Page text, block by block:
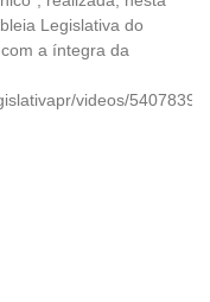
Legislativa do
a íntegra da
videos/